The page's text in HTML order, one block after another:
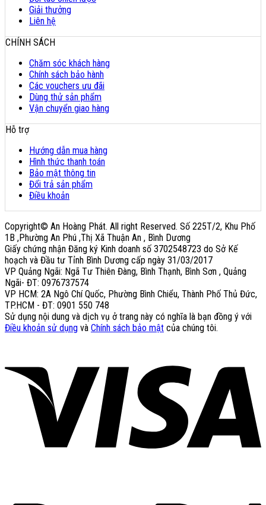
Giải thưởng
Liên hệ
CHÍNH SÁCH
Chăm sóc khách hàng
Chính sách bảo hành
Các vouchers ưu đãi
Dùng thử sản phẩm
Vận chuyển giao hàng
Hỗ trợ
Hướng dẫn mua hàng
Hình thức thanh toán
Bảo mật thông tin
Đổi trả sản phẩm
Điều khoản
Copyright© An Hoàng Phát. All right Reserved. Số 225T/2, Khu Phố
1B ,Phường An Phú ,Thị Xã Thuận An , Bình Dương
Giấy chứng nhận Đăng ký Kinh doanh số 3702548723 do Sở Kế
hoạch và Đầu tư Tỉnh Bình Dương cấp ngày 31/03/2017
VP Quảng Ngãi: Ngã Tư Thiên Đàng, Bình Thạnh, Bình Sơn , Quảng
Ngãi- ĐT: 0976737574
VP HCM: 2A Ngô Chí Quốc, Phường Bình Chiểu, Thành Phố Thủ Đức,
TP.HCM - ĐT: 0901 550 748
Sử dụng nội dung và dịch vụ ở trang này có nghĩa là bạn đồng ý với
Điều khoản sử dụng và Chính sách bảo mật của chúng tôi.